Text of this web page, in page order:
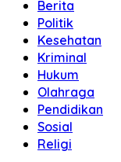
Berita
Politik
Kesehatan
Kriminal
Hukum
Olahraga
Pendidikan
Sosial
Religi